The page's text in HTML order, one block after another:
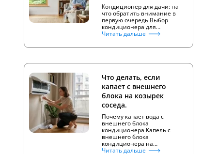
Кондиционер для дачи: на
что обратить внимание в
первую очередь Выбор
кондиционера для…
Читать дальше
Что делать, если
капает с внешнего
блока на козырек
соседа.
Почему капает вода с
внешнего блока
кондиционера Капель с
внешнего блока
кондиционера на…
Читать дальше